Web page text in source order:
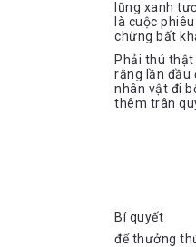
lũng xanh
là cuộc
chừng bất
Phải thú thật
rằng lần đầu
nhân vật đi
thêm trân
Bí quyết
để thưởng